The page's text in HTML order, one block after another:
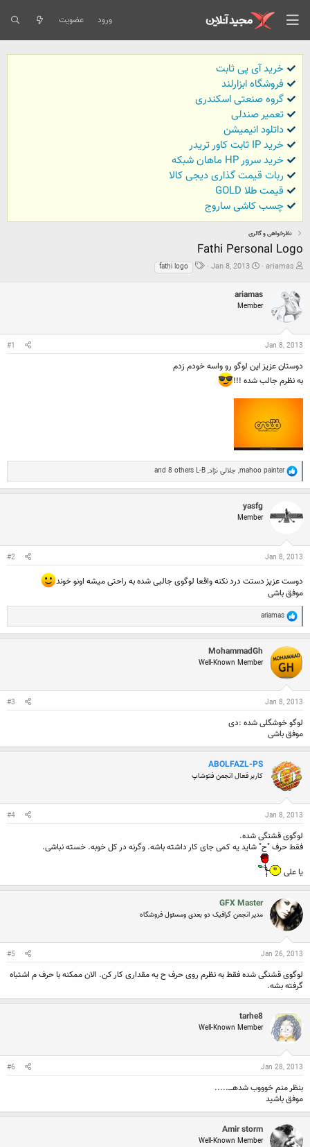
ورود عضویت
خرید آی پی ثابت
فروشگاه ابزارلند
گروه صنعتی اسکندری
تعمیر صندلی
داتلود انیمیشن
خرید IP ثابت کاور تریدر
خرید سرور HP ماهان شبکه
ربات قیمت گذاری دیجی کالا
قیمت طلا GOLD
چسب کاشی ساروج
نظرخواهی و گالری
Fathi Personal Logo
ش
ع
ک
ن
ه
و
ض
ع
ariamas
ت
ی
خ
Jan 8, 2013
ب fathi logo
ariamas
Member
Jan 8, 2013
#1
دوستان عزیز این لوگو رو واسه خودم زدم
به نظرم جالب شده !!!
R
e
a
i
:
mahoo painter
, جلالی نژاد,
L-B
yasfg
Member
Jan 8, 2013
#2
دوست عزیز دستت درد نکنه واقعا لوگوی جالبی شده به راحتی میشه اونو خوند
موفق باشی
R
e
a
c
t
i
o
n
:
ariamas
MohammadGh
Well-Known Member
Jan 8, 2013
#3
لوگو خوشگلی شده :دی
موفق باشی
ABOLFAZL-PS
کاربر فعال انجمن فتوشاپ
Jan 8, 2013
#4
لوگوی قشنگی شده.
فقط حرف "ح" شاید یه کمی جای کار داشته باشه. وگرنه در کل خوبه. خسته نباشی.
یا علی
GFX Master
مدیر انجمن گرافیک دو بعدی ومسئول فروشگاه
Jan 26, 2013
#5
لوگوی قشنگی شده فقط به نظرم روی حرف ح یه مقداری کار کن. الان ممکنه با حرف م اشتباه
گرفته بشه.
tarhe8
Well-Known Member
Jan 28, 2013
#6
بنظر منم خوووب شدهـــ.....
موفق باشید
Amir storm
Well-Known Member